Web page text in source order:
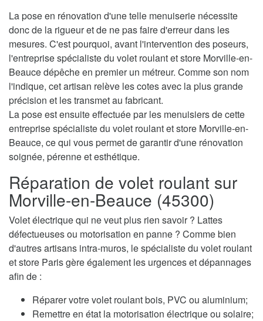
La pose en rénovation d'une telle menuiserie nécessite
donc de la rigueur et de ne pas faire d'erreur dans les
mesures. C'est pourquoi, avant l'intervention des poseurs,
l'entreprise spécialiste du volet roulant et store Morville-en-
Beauce dépêche en premier un métreur. Comme son nom
l'indique, cet artisan relève les cotes avec la plus grande
précision et les transmet au fabricant.
La pose est ensuite effectuée par les menuisiers de cette
entreprise spécialiste du volet roulant et store Morville-en-
Beauce, ce qui vous permet de garantir d'une rénovation
soignée, pérenne et esthétique.
Réparation de volet roulant sur
Morville-en-Beauce (45300)
Volet électrique qui ne veut plus rien savoir ? Lattes
défectueuses ou motorisation en panne ? Comme bien
d'autres artisans intra-muros, le spécialiste du volet roulant
et store Paris gère également les urgences et dépannages
afin de :
Réparer votre volet roulant bois, PVC ou aluminium;
Remettre en état la motorisation électrique ou solaire;